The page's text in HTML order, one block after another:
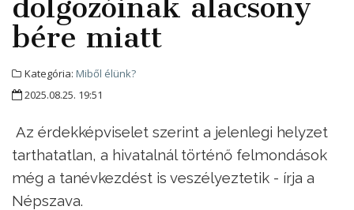
bére miatt
Kategória: Miből élünk?
2025.08.25. 19:51
Az érdekképviselet szerint a jelenlegi helyzet
tarthatatlan, a hivatalnál történő felmondások
még a tanévkezdést is veszélyeztetik - írja a
Népszava.